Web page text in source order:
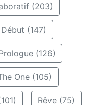
(203)
Début (147)
(126)
One (105)
Rêve (75)